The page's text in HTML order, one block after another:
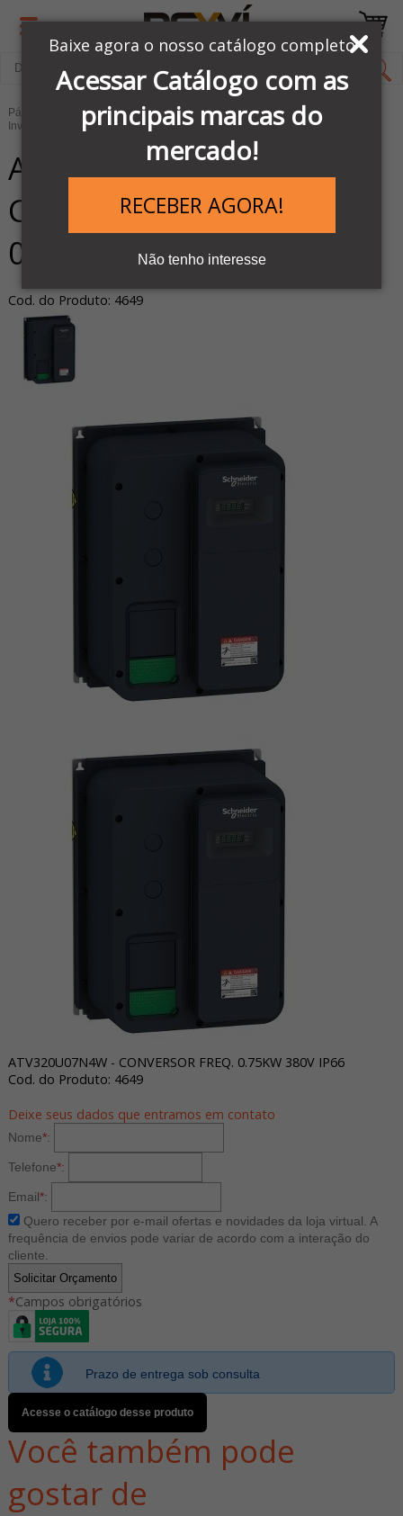
Baixe agora o nosso catálogo completo
Acessar Catálogo com as
principais marcas do
mercado!
RECEBER AGORA!
Não tenho interesse
Página Inicial
LINHA AUTOMAÇÃO SCHNEIDER
Inversores e Soft Starters
Inversores de frequência
ATV320U07N4W -
CONVERSOR FREQ.
0.75KW 380V IP66
Cod. do Produto: 4649
ATV320U07N4W - CONVERSOR FREQ. 0.75KW 380V IP66
Cod. do Produto: 4649
Deixe seus dados que entramos em contato
Nome*:
Telefone*:
Email*:
Quero receber por e-mail ofertas e novidades da loja virtual. A
frequência de envios pode variar de acordo com a interação do
cliente.
*Campos obrigatórios
Prazo de entrega sob consulta
Acesse o catálogo desse produto
Você também pode
gostar de